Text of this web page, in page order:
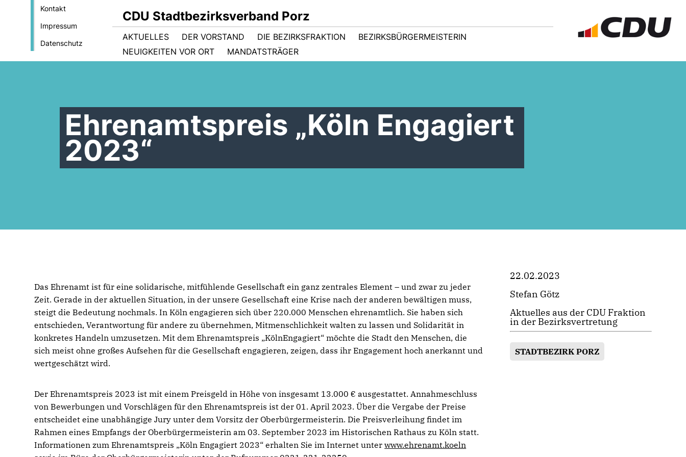
Kontakt
Impressum
Datenschutz
CDU Stadtbezirksverband Porz
AKTUELLES DER VORSTAND DIE BEZIRKSFRAKTION
BEZIRKSBÜRGERMEISTERIN
NEUIGKEITEN VOR ORT
MANDATSTRÄGER
Ehrenamtspreis „Köln Engagiert
2023“
Das Ehrenamt ist für eine solidarische, mitfühlende Gesellschaft ein ganz zentrales Element – und zwar zu jeder
Zeit. Gerade in der aktuellen Situation, in der unsere Gesellschaft eine Krise nach der anderen bewältigen muss,
steigt die Bedeutung nochmals. In Köln engagieren sich über 220.000 Menschen ehrenamtlich. Sie haben sich
entschieden, Verantwortung für andere zu übernehmen, Mitmenschlichkeit walten zu lassen und Solidarität in
konkretes Handeln umzusetzen. Mit dem Ehrenamtspreis „KölnEngagiert“ möchte die Stadt den Menschen, die
sich meist ohne großes Aufsehen für die Gesellschaft engagieren, zeigen, dass ihr Engagement hoch anerkannt und
wertgeschätzt wird.
Der Ehrenamtspreis 2023 ist mit einem Preisgeld in Höhe von insgesamt 13.000 € ausgestattet. Annahmeschluss
von Bewerbungen und Vorschlägen für den Ehrenamtspreis ist der 01. April 2023. Über die Vergabe der Preise
entscheidet eine unabhängige Jury unter dem Vorsitz der Oberbürgermeisterin. Die Preisverleihung findet im
Rahmen eines Empfangs der Oberbürgermeisterin am 03. September 2023 im Historischen Rathaus zu Köln statt.
Informationen zum Ehrenamtspreis „Köln Engagiert 2023“ erhalten Sie im Internet unterwww.ehrenamt.koeln
22.02.2023
Stefan Götz
Aktuelles aus der CDU Fraktion
in der Bezirksvertretung
STADTBEZIRK PORZ